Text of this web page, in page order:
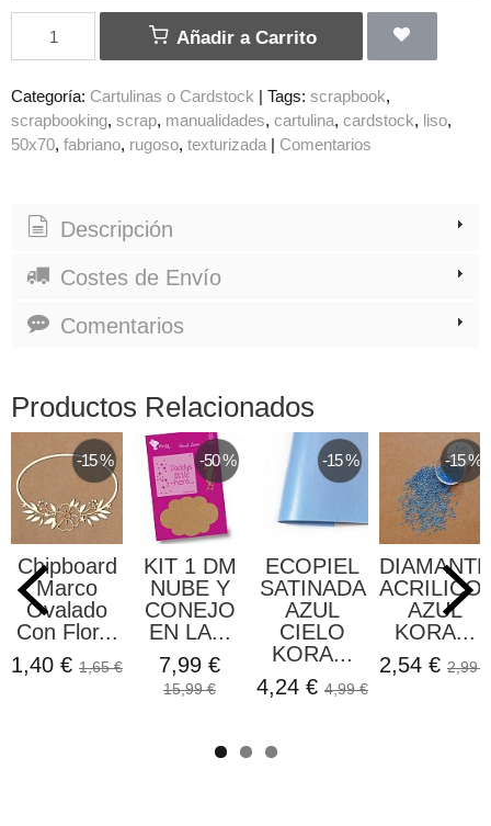
Añadir a Carrito
Categoría: Cartulinas o Cardstock | Tags: scrapbook
scrapbooking scrap manualidades cartulina cardstock liso
50x70 fabriano rugoso texturizada | Comentarios
Descripción
Costes de Envío
Comentarios
Productos Relacionados
-15 %
1,65 €
-50 %
KIT 1 DM
NUBE Y
CONEJO
EN LA...
7,99 €
-15 %
ECOPIEL
SATINADA
AZUL
CIELO
KORA...
4,24 €
4,99 €
DIAMANTES
ACRILICOS
AZUL
KORA...
2,54 €
2,99 €